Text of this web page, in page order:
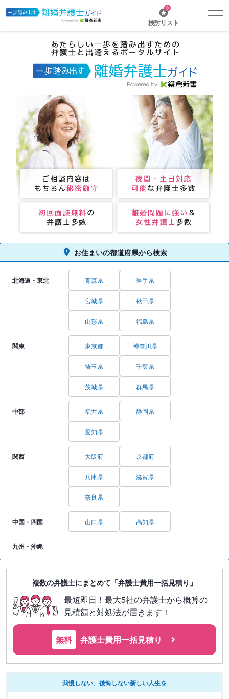
0
検討リスト
お住まいの都道府県から検索
北海道・東北 青森県 岩手県
宮城県 秋田県
山形県 福島県
関東 東京都 神奈川県
埼玉県 千葉県
茨城県 群馬県
中部 福井県 静岡県
愛知県
関西 大阪府 京都府
兵庫県 滋賀県
奈良県
中国・四国 山口県 高知県
九州・沖縄
複数の弁護士にまとめて「弁護士費用一括見積り」
最短即日！最大5社の弁護士から概算の
見積額と対処法が届きます！
無料 弁護士費用一括見積り
我慢しない、後悔しない新しい人生を